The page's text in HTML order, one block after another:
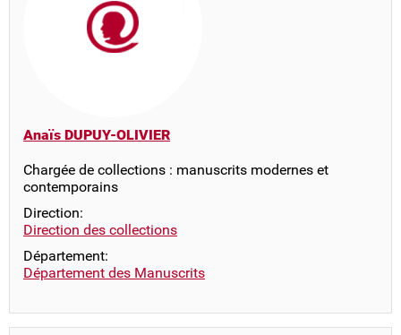
Anaïs DUPUY-OLIVIER
Chargée de collections : manuscrits modernes et
contemporains
Direction:
Direction des collections
Département:
Département des Manuscrits